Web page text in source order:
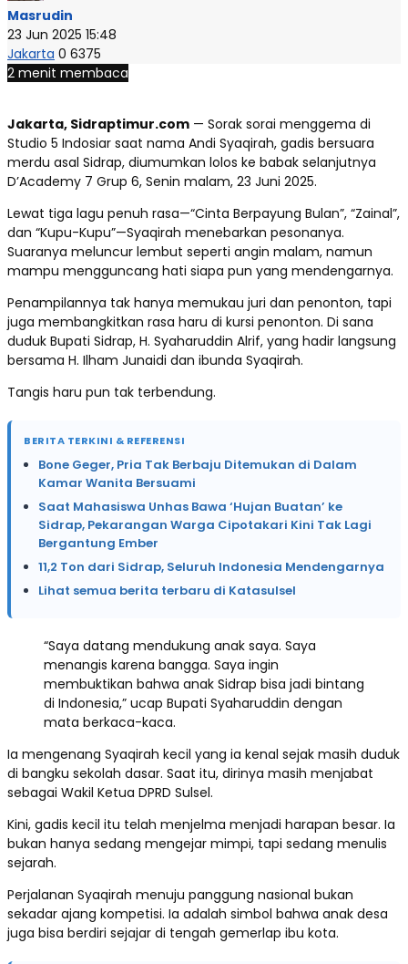
Masrudin
23 Jun 2025 15:48
Jakarta 0 6375
2 menit membaca
Jakarta, Sidraptimur.com — Sorak sorai menggema di
Studio 5 Indosiar saat nama Andi Syaqirah, gadis bersuara
merdu asal Sidrap, diumumkan lolos ke babak selanjutnya
D’Academy 7 Grup 6, Senin malam, 23 Juni 2025.
Lewat tiga lagu penuh rasa—“Cinta Berpayung Bulan”, “Zainal”,
dan “Kupu-Kupu”—Syaqirah menebarkan pesonanya.
Suaranya meluncur lembut seperti angin malam, namun
mampu mengguncang hati siapa pun yang mendengarnya.
Penampilannya tak hanya memukau juri dan penonton, tapi
juga membangkitkan rasa haru di kursi penonton. Di sana
duduk Bupati Sidrap, H. Syaharuddin Alrif, yang hadir langsung
bersama H. Ilham Junaidi dan ibunda Syaqirah.
Tangis haru pun tak terbendung.
BERITA TERKINI & REFERENSI
Bone Geger, Pria Tak Berbaju Ditemukan di Dalam
Kamar Wanita Bersuami
Saat Mahasiswa Unhas Bawa ‘Hujan Buatan’ ke
Sidrap, Pekarangan Warga Cipotakari Kini Tak Lagi
Bergantung Ember
11,2 Ton dari Sidrap, Seluruh Indonesia Mendengarnya
Lihat semua berita terbaru di Katasulsel
“Saya datang mendukung anak saya. Saya
menangis karena bangga. Saya ingin
membuktikan bahwa anak Sidrap bisa jadi bintang
di Indonesia,” ucap Bupati Syaharuddin dengan
mata berkaca-kaca.
Ia mengenang Syaqirah kecil yang ia kenal sejak masih duduk
di bangku sekolah dasar. Saat itu, dirinya masih menjabat
sebagai Wakil Ketua DPRD Sulsel.
Kini, gadis kecil itu telah menjelma menjadi harapan besar. Ia
bukan hanya sedang mengejar mimpi, tapi sedang menulis
sejarah.
Perjalanan Syaqirah menuju panggung nasional bukan
sekadar ajang kompetisi. Ia adalah simbol bahwa anak desa
juga bisa berdiri sejajar di tengah gemerlap ibu kota.